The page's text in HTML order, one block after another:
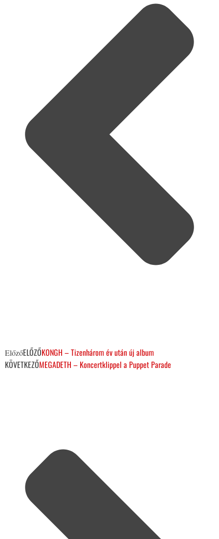
ElőzőELŐZŐKONGH – Tizenhárom év után új album
KÖVETKEZŐMEGADETH – Koncertklippel a Puppet Parade